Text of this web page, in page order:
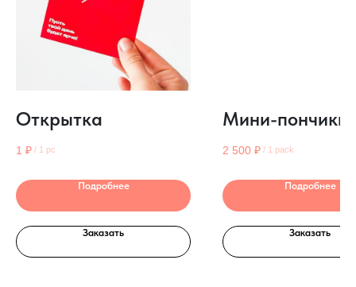
Открытка
1 ₽ / 1 pc
Подробнее
Заказать
Мини-пончики
2 500 ₽ / 1 pack
Подробнее
Заказать